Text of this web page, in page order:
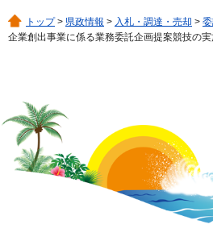
トップ> 県政情報 > 入札・調達・売却 >
企業創出事業に係る業務委託企画提案競技の